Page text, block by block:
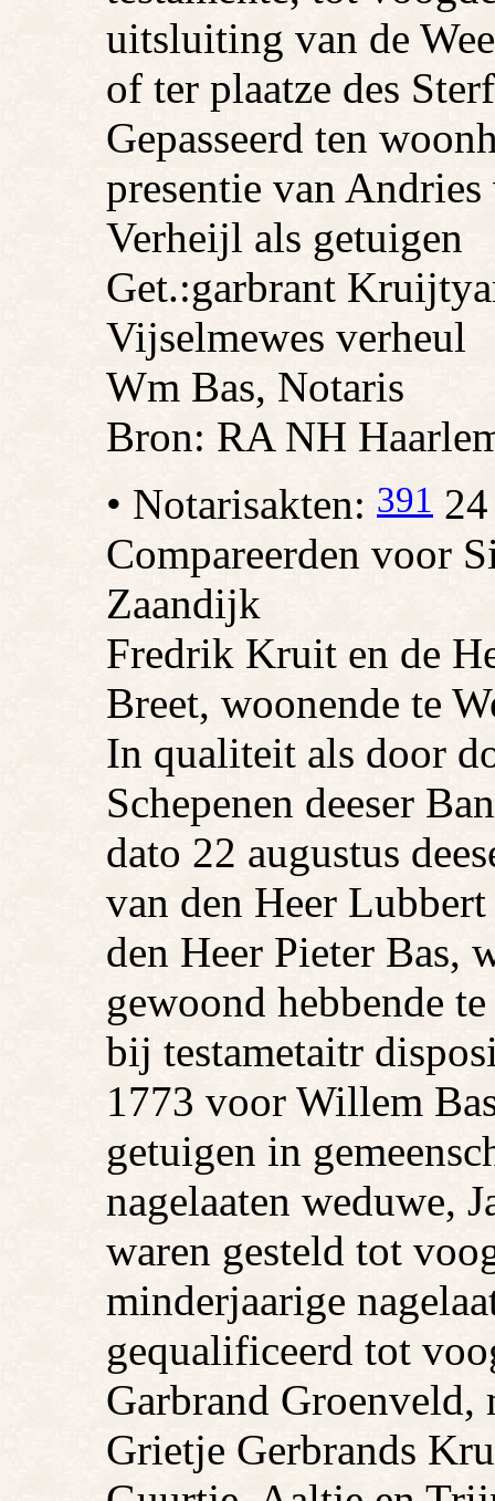
uitsluiting van de
of ter plaatze des
Gepasseerd ten
presentie van
Verheijl als getuigen
Get.:garbrant Kruijt
Vijselmewes verheul
Wm Bas, Notaris
Bron: RA NH
• Notarisakten: 391
Compareerden voor
Zaandijk
Fredrik Kruit en de
Breet, woonende te
In qualiteit als door
Schepenen deeser
dato 22 augustus
van den Heer
den Heer Pieter Bas,
gewoond hebbende
bij testametaitr
1773 voor Willem
getuigen in
nagelaaten weduwe,
waren gesteld tot
minderjaarige
gequalificeerd tot
Garbrand
Grietje Gerbrands